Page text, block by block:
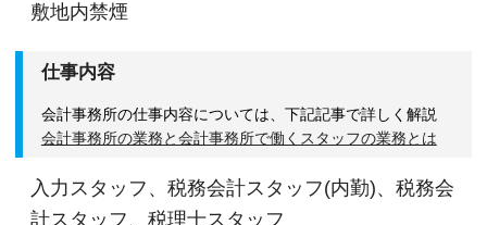
敷地内禁煙
仕事内容
会計事務所の仕事内容については、下記記事で詳しく解説
会計事務所の業務と会計事務所で働くスタッフの業務とは
入力スタッフ、税務会計スタッフ(内勤)、税務会
計スタッフ、税理士スタッフ